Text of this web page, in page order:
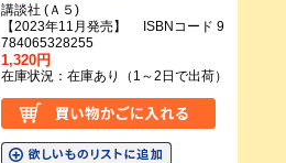
講談社 (Ａ５)
【2023年11月発売】 ISBNコード 9
784065328255
1,320円
在庫状況：在庫あり（1～2日で出荷）